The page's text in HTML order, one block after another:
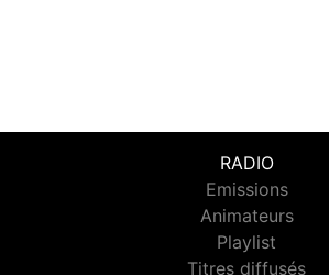
RADIO
Emissions
Animateurs
Playlist
Titres diffusés